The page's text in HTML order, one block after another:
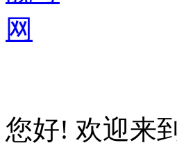
您好! 欢迎来